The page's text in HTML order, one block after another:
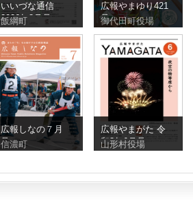
いいづな通信
2026年8月号
飯綱町
広報やまゆり421
号
御代田町役場
広報しなの７月
号
信濃町
広報やまがた 令
和8年6月号
山形村役場